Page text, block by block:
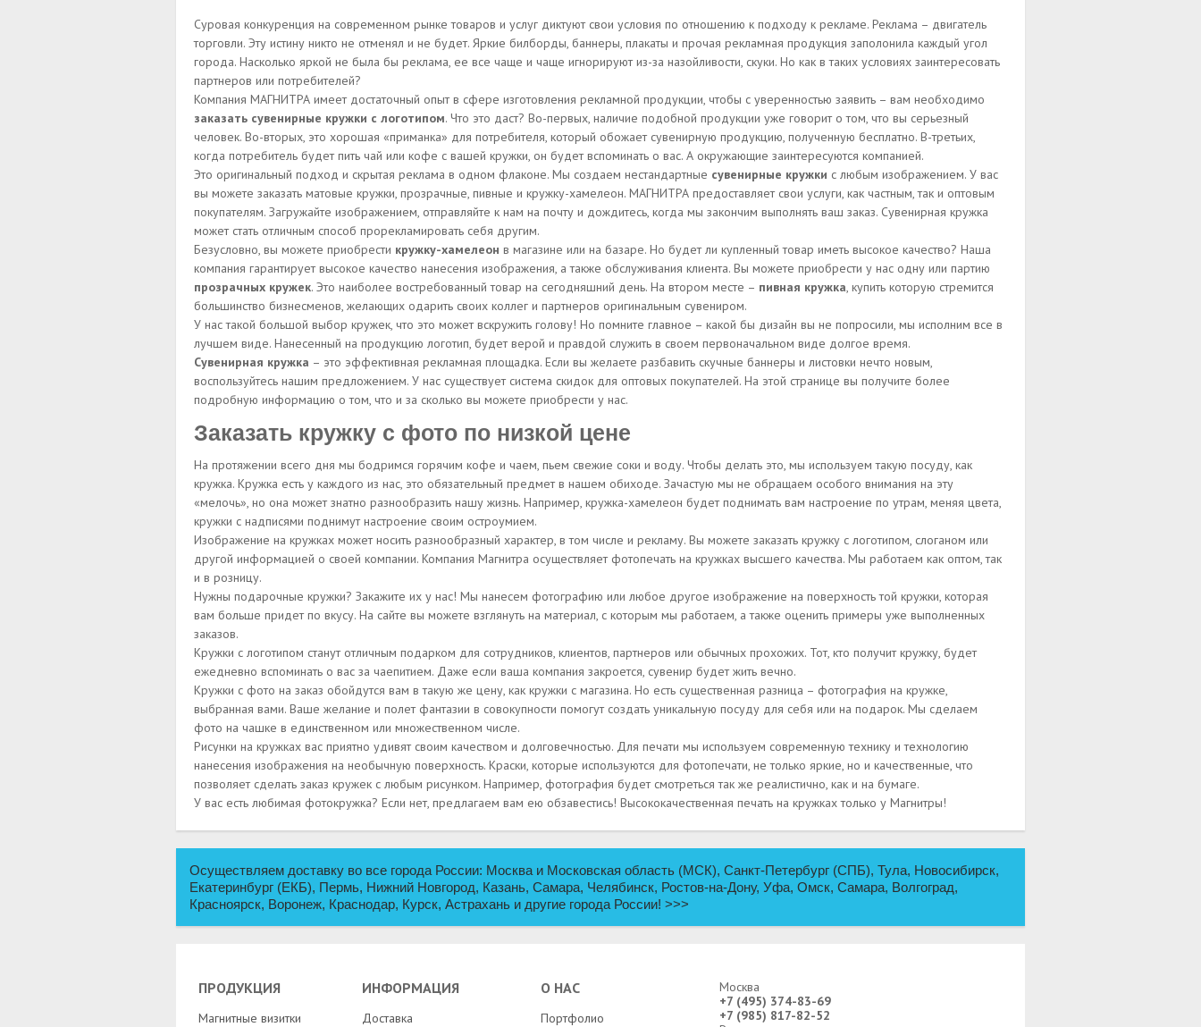
Суровая конкуренция на современном рынке товаров и услуг диктуют свои условия по отношению к подходу к рекламе. Реклама – двигатель
торговли. Эту истину никто не отменял и не будет. Яркие билборды, баннеры, плакаты и прочая рекламная продукция заполонила каждый угол
города. Насколько яркой не была бы реклама, ее все чаще и чаще игнорируют из-за назойливости, скуки. Но как в таких условиях заинтересовать
партнеров или потребителей?
Компания МАГНИТРА имеет достаточный опыт в сфере изготовления рекламной продукции, чтобы с уверенностью заявить – вам необходимо
заказать сувенирные кружки с логотипом. Что это даст? Во-первых, наличие подобной продукции уже говорит о том, что вы серьезный
человек. Во-вторых, это хорошая «приманка» для потребителя, который обожает сувенирную продукцию, полученную бесплатно. В-третьих,
когда потребитель будет пить чай или кофе с вашей кружки, он будет вспоминать о вас. А окружающие заинтересуются компанией.
Это оригинальный подход и скрытая реклама в одном флаконе. Мы создаем нестандартные сувенирные кружки с любым изображением. У вас
вы можете заказать матовые кружки, прозрачные, пивные и кружку-хамелеон. МАГНИТРА предоставляет свои услуги, как частным, так и оптовым
покупателям. Загружайте изображением, отправляйте к нам на почту и дождитесь, когда мы закончим выполнять ваш заказ. Сувенирная кружка
может стать отличным способ прорекламировать себя другим.
Безусловно, вы можете приобрести кружку-хамелеон в магазине или на базаре. Но будет ли купленный товар иметь высокое качество? Наша
компания гарантирует высокое качество нанесения изображения, а также обслуживания клиента. Вы можете приобрести у нас одну или партию
прозрачных кружек. Это наиболее востребованный товар на сегодняшний день. На втором месте – пивная кружка, купить которую стремится
большинство бизнесменов, желающих одарить своих коллег и партнеров оригинальным сувениром.
У нас такой большой выбор кружек, что это может вскружить голову! Но помните главное – какой бы дизайн вы не попросили, мы исполним все в
лучшем виде. Нанесенный на продукцию логотип, будет верой и правдой служить в своем первоначальном виде долгое время.
Сувенирная кружка – это эффективная рекламная площадка. Если вы желаете разбавить скучные баннеры и листовки нечто новым,
воспользуйтесь нашим предложением. У нас существует система скидок для оптовых покупателей. На этой странице вы получите более
подробную информацию о том, что и за сколько вы можете приобрести у нас.
Заказать кружку с фото по низкой цене
На протяжении всего дня мы бодримся горячим кофе и чаем, пьем свежие соки и воду. Чтобы делать это, мы используем такую посуду, как
кружка. Кружка есть у каждого из нас, это обязательный предмет в нашем обиходе. Зачастую мы не обращаем особого внимания на эту
«мелочь», но она может знатно разнообразить нашу жизнь. Например, кружка-хамелеон будет поднимать вам настроение по утрам, меняя цвета,
кружки с надписями поднимут настроение своим остроумием.
Изображение на кружках может носить разнообразный характер, в том числе и рекламу. Вы можете заказать кружку с логотипом, слоганом или
другой информацией о своей компании. Компания Магнитра осуществляет фотопечать на кружках высшего качества. Мы работаем как оптом, так
и в розницу.
Нужны подарочные кружки? Закажите их у нас! Мы нанесем фотографию или любое другое изображение на поверхность той кружки, которая
вам больше придет по вкусу. На сайте вы можете взглянуть на материал, с которым мы работаем, а также оценить примеры уже выполненных
заказов.
Кружки с логотипом станут отличным подарком для сотрудников, клиентов, партнеров или обычных прохожих. Тот, кто получит кружку, будет
ежедневно вспоминать о вас за чаепитием. Даже если ваша компания закроется, сувенир будет жить вечно.
Кружки с фото на заказ обойдутся вам в такую же цену, как кружки с магазина. Но есть существенная разница – фотография на кружке,
выбранная вами. Ваше желание и полет фантазии в совокупности помогут создать уникальную посуду для себя или на подарок. Мы сделаем
фото на чашке в единственном или множественном числе.
Рисунки на кружках вас приятно удивят своим качеством и долговечностью. Для печати мы используем современную технику и технологию
нанесения изображения на необычную поверхность. Краски, которые используются для фотопечати, не только яркие, но и качественные, что
позволяет сделать заказ кружек с любым рисунком. Например, фотография будет смотреться так же реалистично, как и на бумаге.
У вас есть любимая фотокружка? Если нет, предлагаем вам ею обзавестись! Высококачественная печать на кружках только у Магнитры!
Осуществляем доставку во все города России: Москва и Московская область (МСК), Санкт-Петербург (СПБ), Тула, Новосибирск,
Екатеринбург (ЕКБ), Пермь, Нижний Новгород, Казань, Самара, Челябинск, Ростов-на-Дону, Уфа, Омск, Самара, Волгоград,
Красноярск, Воронеж, Краснодар, Курск, Астрахань и другие города России! >>>
ПРОДУКЦИЯ
Магнитные визитки
ИНФОРМАЦИЯ
Доставка
О НАС
Портфолио
Москва
+7 (495) 374-83-69
+7 (985) 817-82-52